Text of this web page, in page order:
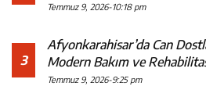
Temmuz 9, 2026-10:18 pm
3
Afyonkarahisar’da Can
Modern Bakım ve
Temmuz 9, 2026-9:25 pm